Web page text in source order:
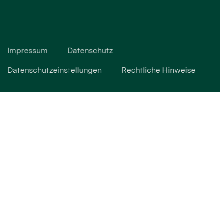
Impressum Datenschutz
Datenschutzeinstellungen Rechtliche Hinweise